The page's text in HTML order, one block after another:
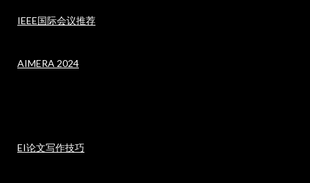
IEEE国际会议推荐
AIMERA 2024
EI论文写作技巧